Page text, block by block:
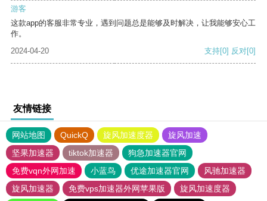
游客
这款app的客服非常专业，遇到问题总是能够及时解决，让我能够安心工
作。
2024-04-20
支持[0] 反对[0]
友情链接
网站地图 QuickQ 旋风加速度器
旋风加速
坚果加速器
tiktok加速器
狗急加速器官网
免费vqn外网加速
小蓝鸟 优途加速器官网
风驰加速器
旋风加速器
免费vps加速器外网苹果版
旋风加速度器